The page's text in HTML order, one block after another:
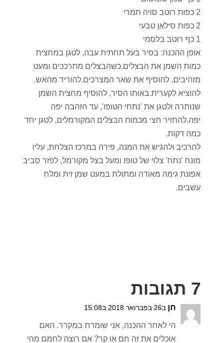
2 כפות רוטב סויה תמרי
2 כפות סילאן טבעי
1 כף רוטב בלסמי
אופן ההכנה: בסיר בעל תחתית עבה, לטגן במחצית
כמות השמן את הבצלים.כשהבצלים מתרככים ומעט
מזהיבים, להוסיף את שאר המצרכים.להוריד מהאש.
להוציא לקערית.באותו הסיר, להוסיף מחצית השמן
שנותרה ולטגן את 'נתחי הטופו', עד הזהבה יפה
יפה.להחזיר חצי מכמות הבצלים המקורמלים, לטגן יחד
כמה דקות.
להרכיב ולהגיש את המנה, פירה במרכז הצלחת, עליו
מונח 'נתח' צלוי של טופו ומעל בצל מקורמל, לפזר סביב
אפונת גימה מאודה ומתולת במעט שמן זית ומלח
עשבים.
7 תגובות
חן ב26 בפברואר 2018 ב15:08
הי לאחר ההכנה, אני שומרת במקרר. האם
אוכלים את זה חם או קר? אם רוצה לחמם מהי